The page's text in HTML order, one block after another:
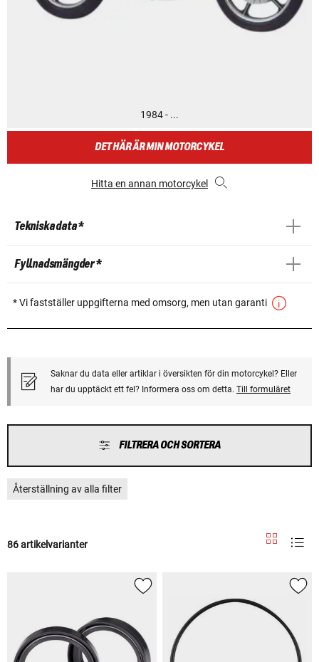
1984 - ...
DET HÄR ÄR MIN MOTORCYKEL
Hitta en annan motorcykel
Tekniska data *
Fyllnadsmängder *
* Vi fastställer uppgifterna med omsorg, men utan garanti
Saknar du data eller artiklar i översikten för din motorcykel? Eller
har du upptäckt ett fel? Informera oss om detta. Till formuläret
FILTRERA OCH SORTERA
Återställning av alla filter
86 artikelvarianter